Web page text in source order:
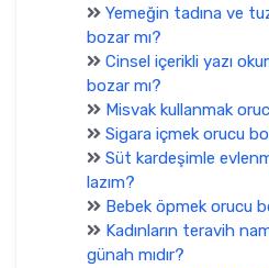
Yemeğin tadına ve
bozar mı?
Cinsel içerikli yazı
bozar mı?
Misvak kullanmak
Sigara içmek orucu
Süt kardeşimle
lazım?
Bebek öpmek orucu
Kadınların teravih
günah mıdır?